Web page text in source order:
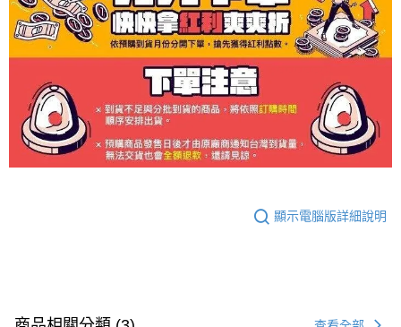
顯示電腦版詳細說明